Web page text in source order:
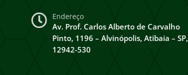
 Endereço
Av. Prof. Carlos Alberto de Carvalho
Pinto, 1196 – Alvinópolis, Atibaia – SP,
12942-530